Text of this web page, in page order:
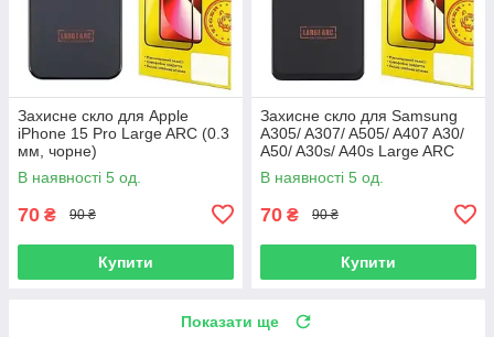
Захисне скло для Apple
iPhone 15 Pro Large ARC (0.3
мм, чорне)
В наявності 5 од.
70 ₴ 90 ₴
Купити
Захисне скло для Samsung
A305/ A307/ A505/ A407 A30/
A50/ A30s/ A40s Large ARC
(0.3 мм, чорне)
В наявності 5 од.
70 ₴ 90 ₴
Купити
Показати ще